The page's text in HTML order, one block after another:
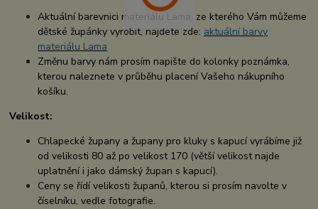
Aktuální barevnici materiálu Lama, ze kterého Vám můžeme
dětské župánky vyrobit, najdete zde: aktuální barvy
materiálu Lama
Změnu barvy nám prosím napište do kolonky poznámka,
kterou naleznete v průběhu placení Vašeho nákupního
košíku.
Velikost:
Chlapecké župany a župany pro kluky s kapucí vyrábíme již
od velikosti 80 až po velikost 170 (větší velikost najde
uplatnění i jako dámský župan s kapucí).
Ceny se řídí velikosti županů, kterou si prosím navolte v
číselníku, vedle fotografie.